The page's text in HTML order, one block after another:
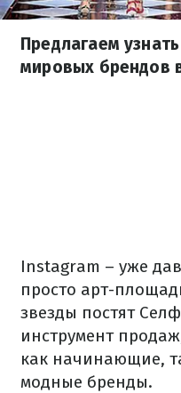
Предлагаем
мировых брендов
Instagram – уже
просто арт-
звезды постят
инструмент
как начинающие,
модные бренды.